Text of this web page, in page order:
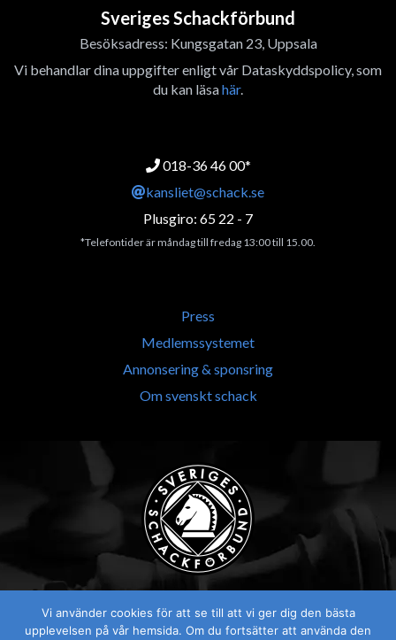
Sveriges Schackförbund
Besöksadress: Kungsgatan 23, Uppsala
Vi behandlar dina uppgifter enligt vår Dataskyddspolicy, som
du kan läsahär.
018-36 46 00*
kansliet@schack.se
Plusgiro: 65 22 - 7
*Telefontider är måndag till fredag 13:00 till 15.00.
Press
Medlemssystemet
Annonsering & sponsring
Om svenskt schack
Vi använder cookies för att se till att vi ger dig den bästa
upplevelsen på vår hemsida. Om du fortsätter att använda den